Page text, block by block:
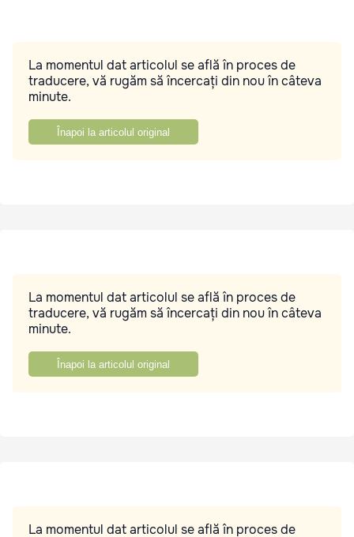
La momentul dat articolul se află în proces de
traducere, vă rugăm să încercați din nou în câteva
minute.
Înapoi la articolul original
La momentul dat articolul se află în proces de
traducere, vă rugăm să încercați din nou în câteva
minute.
Înapoi la articolul original
La momentul dat articolul se află în proces de